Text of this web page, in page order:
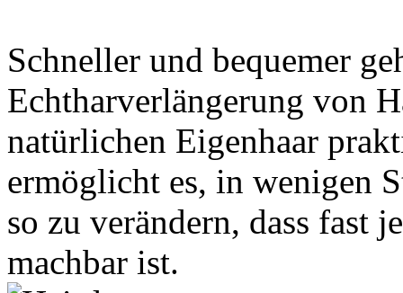
Schneller und bequemer
Echtharverlängerung von
natürlichen Eigenhaar
ermöglicht es, in wenigen
so zu verändern, dass fast
machbar ist.